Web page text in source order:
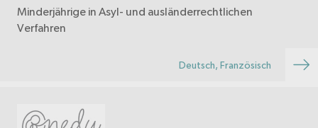
Minderjährige in Asyl- und ausländerrechtlichen
Verfahren
Deutsch, Französisch